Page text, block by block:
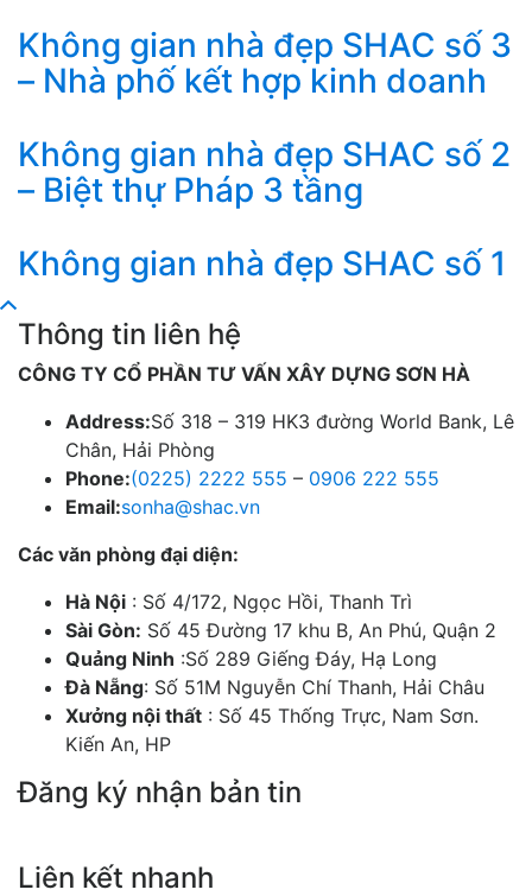
Không gian nhà đẹp SHAC số 3
– Nhà phố kết hợp kinh doanh
Không gian nhà đẹp SHAC số 2
– Biệt thự Pháp 3 tầng
Không gian nhà đẹp SHAC số 1
Thông tin liên hệ
CÔNG TY CỔ PHẦN TƯ VẤN XÂY DỰNG SƠN HÀ
Address:Số 318 – 319 HK3 đường World Bank, Lê
Chân, Hải Phòng
Phone:(0225) 2222 555 – 0906 222 555
Email:sonha@shac.vn
Các văn phòng đại diện:
Hà Nội : Số 4/172, Ngọc Hồi, Thanh Trì
Sài Gòn: Số 45 Đường 17 khu B, An Phú, Quận 2
Quảng Ninh :Số 289 Giếng Đáy, Hạ Long
Đà Nẵng: Số 51M Nguyễn Chí Thanh, Hải Châu
Xưởng nội thất : Số 45 Thống Trực, Nam Sơn.
Kiến An, HP
Đăng ký nhận bản tin
Liên kết nhanh